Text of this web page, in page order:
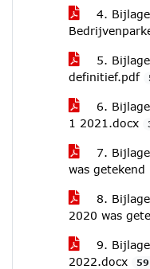
4.
5.
definitief.pdf
6.
1 2021.docx
7.
was getekend
8.
2020 was
9.
2022.docx
59